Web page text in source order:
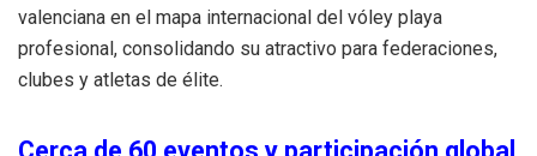
valenciana en el mapa internacional del vóley playa
profesional, consolidando su atractivo para federaciones,
clubes y atletas de élite.